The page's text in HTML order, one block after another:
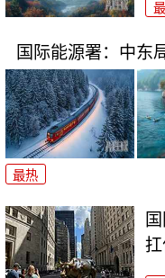
国际能源署：中东
最热